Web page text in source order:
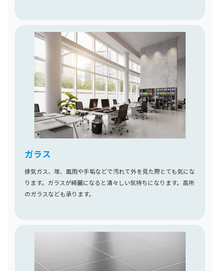
ガラス
排気ガス、埃、風雨や手垢などで汚れて外を見た際とても気にな
ります。ガラスが綺麗になると清々しい気持ちになります。高所
のガラスなども承ります。